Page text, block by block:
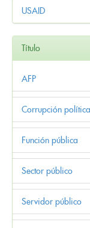
USAID
Título
AFP
Corrupción política
Función pública
Sector público
Servidor público